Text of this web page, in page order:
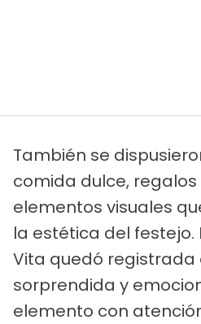
También se
comida dulce,
elementos visuales
la estética del festejo.
Vita quedó registrada
sorprendida y
elemento con